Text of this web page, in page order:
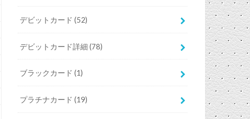
デビットカード(52)
デビットカード詳細(78)
ブラックカード(1)
プラチナカード(19)